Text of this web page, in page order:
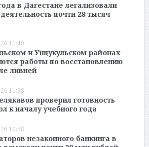
в Дагестане легализовали
почти 28 тысяч
11:40
и Унцукульском районах
работы по восстановлению
ливней
11:38
проверил готовность
к началу учебного года
10:58
незаконного банкинга в